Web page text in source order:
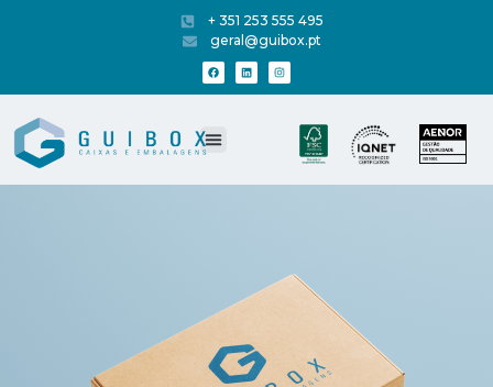
+ 351 253 555 495
geral@guibox.pt